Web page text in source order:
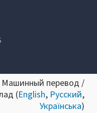
Машинный перевод /
(English, Русский,
Українська)